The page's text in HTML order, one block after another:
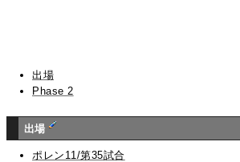
出場
Phase 2
出場
ポレン11/第35試合